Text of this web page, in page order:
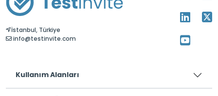
İstanbul, Türkiye
info@testinvite.com
Kullanım Alanları